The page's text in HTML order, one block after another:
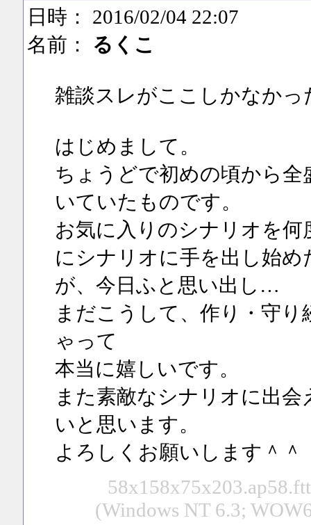
日時： 2016/02/04 22:07
名前：
るくこ
雑談スレがここしかなか
はじめまして。
ちょうどで初めの頃から
いていたものです。
お気に入りのシナリオを
にシナリオに手を出し始
が、今日ふと思い出し…
まだこうして、作り・守
ゃって
本当に嬉しいです。
また素敵なシナリオに出
いと思います。
よろしくお願いします＾＾
(Windows NT 6.3;